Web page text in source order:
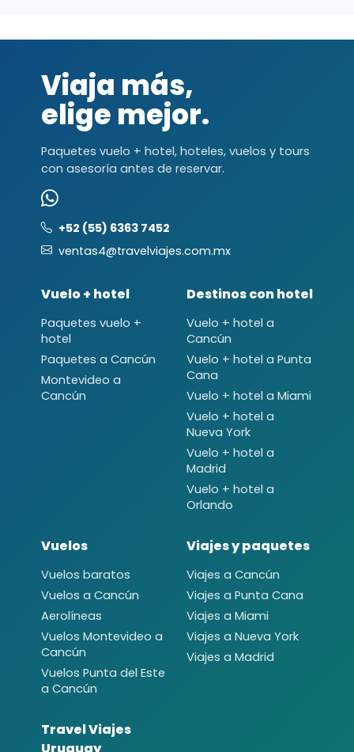
Viaja más,
elige mejor.
Paquetes vuelo + hotel, hoteles, vuelos y tours
con asesoría antes de reservar.
+52 (55) 6363 7452
ventas4@travelviajes.com.mx
Vuelo + hotel
Paquetes vuelo +
hotel
Paquetes a Cancún
Montevideo a
Cancún
Destinos con hotel
Vuelo + hotel a
Cancún
Vuelo + hotel a Punta
Cana
Vuelo + hotel a Miami
Vuelo + hotel a
Nueva York
Vuelo + hotel a
Madrid
Vuelo + hotel a
Orlando
Vuelos
Vuelos baratos
Vuelos a Cancún
Aerolíneas
Vuelos Montevideo a
Cancún
Vuelos Punta del Este
a Cancún
Viajes y paquetes
Viajes a Cancún
Viajes a Punta Cana
Viajes a Miami
Viajes a Nueva York
Viajes a Madrid
Travel Viajes
Uruguay